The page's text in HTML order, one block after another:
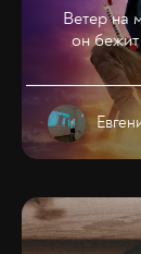
Ветер на
он бежит